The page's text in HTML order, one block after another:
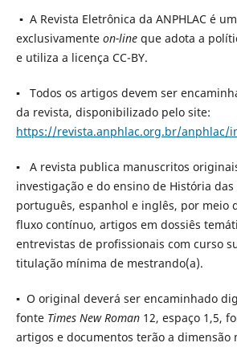
▪ A Revista Eletrônica da ANPHLAC é
exclusivamente on-lineque adota a
e utiliza a licença CC-BY.
▪ Todos os artigos devem ser
da revista, disponibilizado pelo site:
https://revista.anphlac.org.br/anphlac/
▪ A revista publica manuscritos
investigação e do ensino de História das
português, espanhol e inglês, por meio
fluxo contínuo, artigos em dossiês
entrevistas de profissionais com curso
titulação mínima de mestrando(a).
▪ O original deverá ser encaminhado
fonte Times New Roman12, espaço 1,5,
artigos e documentos terão a dimensão